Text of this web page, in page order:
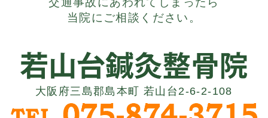
当院にご相談ください。
大阪府三島郡島本町 若山台2-6-2-108